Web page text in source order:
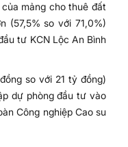
mảng cho thuê đất
(57,5% so với 71,0%)
tư KCN Lộc An Bình
so với 21 tỷ đồng)
dự phòng đầu tư vào
Công nghiệp Cao su